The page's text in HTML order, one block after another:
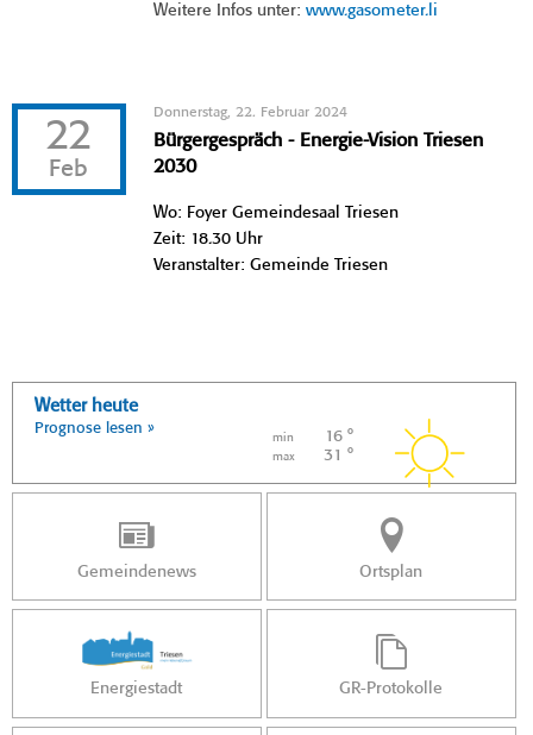
Weitere Infos unter:www.gasometer.li
22
Feb
Donnerstag, 22. Februar 2024
Bürgergespräch - Energie-Vision Triesen
2030
Wo: Foyer Gemeindesaal Triesen
Zeit: 18.30 Uhr
Veranstalter: Gemeinde Triesen
Wetter heute
Prognose lesen »
min 16 °
max 31 °
Gemeindenews Ortsplan
Energiestadt GR-Protokolle